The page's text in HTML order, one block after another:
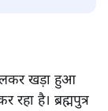
खड़ा हुआ
है। ब्रह्मपुत्र